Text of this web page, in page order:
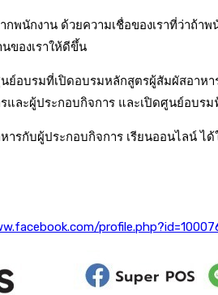
กพนักงาน ด้วยความเชื่อของเราที่ว่าถ้
ของเราให้ดีขึ้น
อบรมที่เปิดอบรมหลักสูตรผู้สัมผัสอาห
และผู้ประกอบกิจการ และเปิดศูนย์อบ
ารกับผู้ประกอบกิจการ เรียนออนไลน์